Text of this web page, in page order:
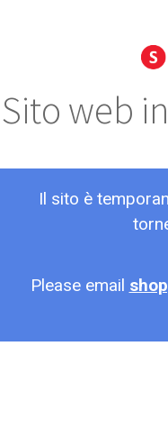
Sito web
Il sito è
Please email